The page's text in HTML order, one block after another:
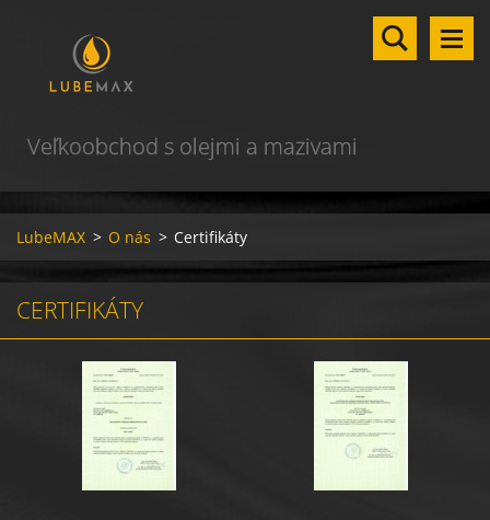
Veľkoobchod s olejmi a mazivami
LubeMAX > O nás > Certifikáty
CERTIFIKÁTY